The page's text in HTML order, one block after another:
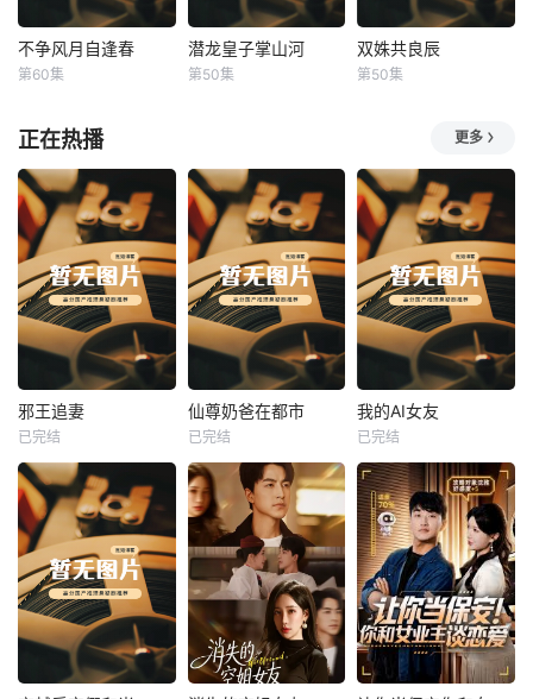
不争风月自逢春
不争风月自逢春
第60集
潜龙皇子掌山河
潜龙皇子掌山河
第50集
双姝共良辰
双姝共良辰
第50集
正在热播 更多
热播
邪王追妻
未知
邪王追妻
已完结
热播
未知
仙尊奶爸在都市
已完结
热播
我的AI女友
未知
我的AI女友
已完结